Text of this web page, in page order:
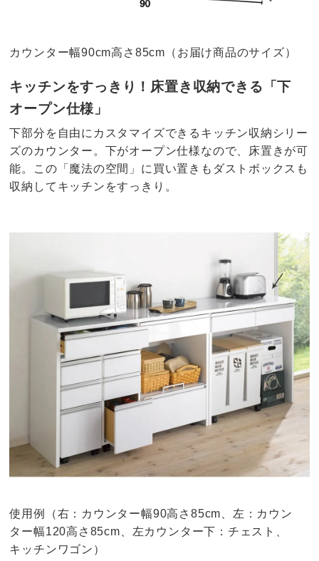
カウンター幅90cm高さ85cm（お届け商品のサイズ）
キッチンをすっきり！床置き収納できる「下
オープン仕様」
下部分を自由にカスタマイズできるキッチン収納シリー
ズのカウンター。下がオープン仕様なので、床置きが可
能。この「魔法の空間」に買い置きもダストボックスも
収納してキッチンをすっきり。
使用例（右：カウンター幅90高さ85cm、左：カウン
ター幅120高さ85cm、左カウンター下：チェスト、
キッチンワゴン）